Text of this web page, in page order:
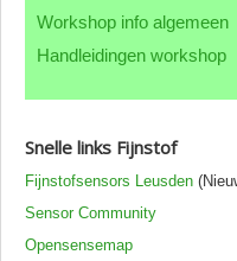
Workshop info algemeen
Handleidingen workshop
Snelle links Fijnstof
Fijnstofsensors Leusden
Sensor Community
Opensensemap